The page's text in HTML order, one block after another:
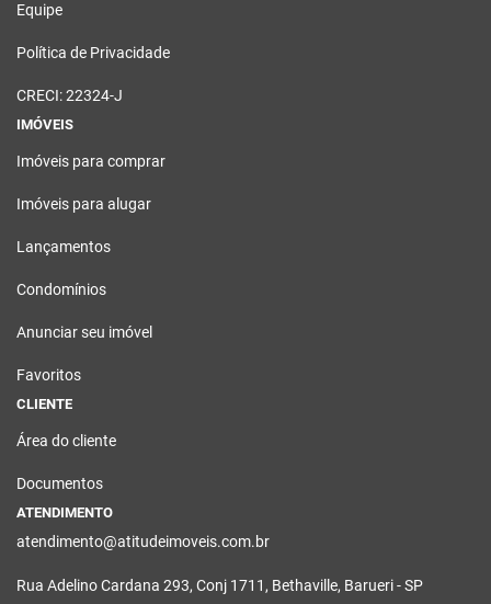
Equipe
Política de Privacidade
CRECI: 22324-J
IMÓVEIS
Imóveis para comprar
Imóveis para alugar
Lançamentos
Condomínios
Anunciar seu imóvel
Favoritos
CLIENTE
Área do cliente
Documentos
ATENDIMENTO
atendimento@atitudeimoveis.com.br
Rua Adelino Cardana 293, Conj 1711, Bethaville, Barueri - SP